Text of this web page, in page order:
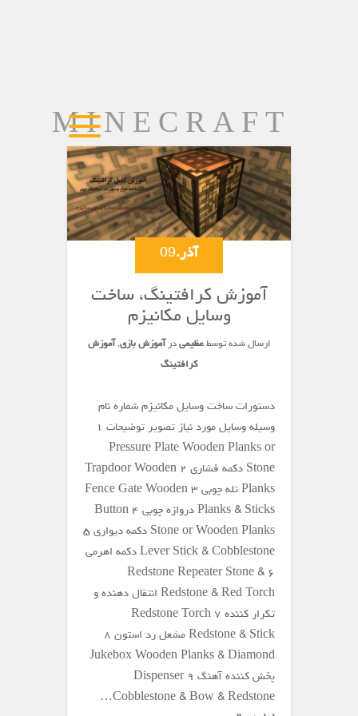
MINECRAFT
آذر.09
آموزش کرافتینگ، ساخت
وسایل مکانیزم
ارسال شده توسطعظیمی درآموزش بازی,آموزش
کرافتینگ
دستورات ساخت وسایل مکانیزم شماره نام
وسیله وسایل مورد نیاز تصویر توضیحات ۱
Pressure Plate Wooden Planks or
Stone دکمه فشاری ۲ Trapdoor Wooden
Planks تله چوبی ۳ Fence Gate Wooden
Planks & Sticks دروازه چوبی ۴ Button
Stone or Wooden Planks دکمه دیواری ۵
Lever Stick & Cobblestone دکمه اهرمی
۶ Redstone Repeater Stone &
Redstone & Red Torch انتقال دهنده و
تکرار کننده ۷ Redstone Torch
Redstone & Stick مشعل رد استون ۸
Jukebox Wooden Planks & Diamond
پخش کننده آهنگ ۹ Dispenser
Cobblestone & Bow & Redstone…